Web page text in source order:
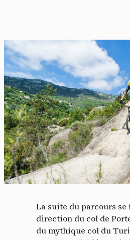
La suite du parcours se
direction du col de
du mythique col du